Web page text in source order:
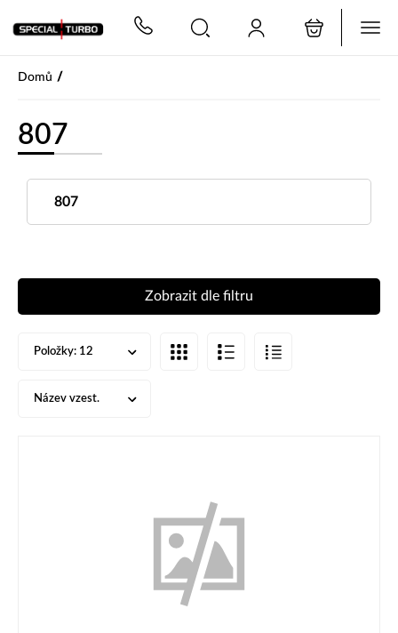
Domů /
807
807
Zobrazit dle filtru
Položky: 12
Název vzest.